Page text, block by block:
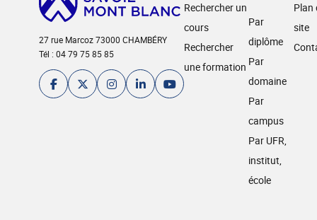
27 rue Marcoz 73000 CHAMBÉRY
Tél : 04 79 75 85 85
Rechercher un
cours
Rechercher
une formation
Par
diplôme
Par
domaine
Par
campus
Par UFR,
institut,
école
Plan
site